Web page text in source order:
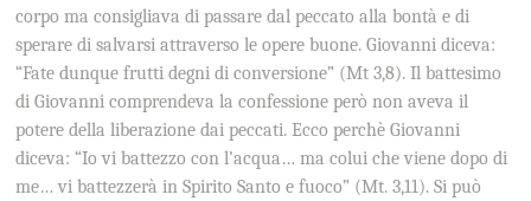
corpo ma consigliava di passare dal peccato alla bontà e di
sperare di salvarsi attraverso le opere buone. Giovanni diceva:
“Fate dunque frutti degni di conversione” (Mt 3,8). Il battesimo
di Giovanni comprendeva la confessione però non aveva il
potere della liberazione dai peccati. Ecco perchè Giovanni
diceva: “Io vi battezzo con l’acqua… ma colui che viene dopo di
me… vi battezzerà in Spirito Santo e fuoco” (Mt. 3,11). Si può